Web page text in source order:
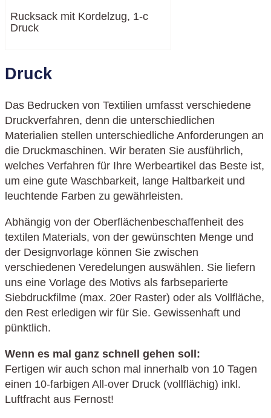
Rucksack mit Kordelzug, 1-c
Druck
Druck
Das Bedrucken von Textilien umfasst verschiedene
Druckverfahren, denn die unterschiedlichen
Materialien stellen unterschiedliche Anforderungen an
die Druckmaschinen. Wir beraten Sie ausführlich,
welches Verfahren für Ihre Werbeartikel das Beste ist,
um eine gute Waschbarkeit, lange Haltbarkeit und
leuchtende Farben zu gewährleisten.
Abhängig von der Oberflächenbeschaffenheit des
textilen Materials, von der gewünschten Menge und
der Designvorlage können Sie zwischen
verschiedenen Veredelungen auswählen. Sie liefern
uns eine Vorlage des Motivs als farbseparierte
Siebdruckfilme (max. 20er Raster) oder als Vollfläche,
den Rest erledigen wir für Sie. Gewissenhaft und
pünktlich.
Wenn es mal ganz schnell gehen soll:
Fertigen wir auch schon mal innerhalb von 10 Tagen
einen 10-farbigen All-over Druck (vollflächig) inkl.
Luftfracht aus Fernost!